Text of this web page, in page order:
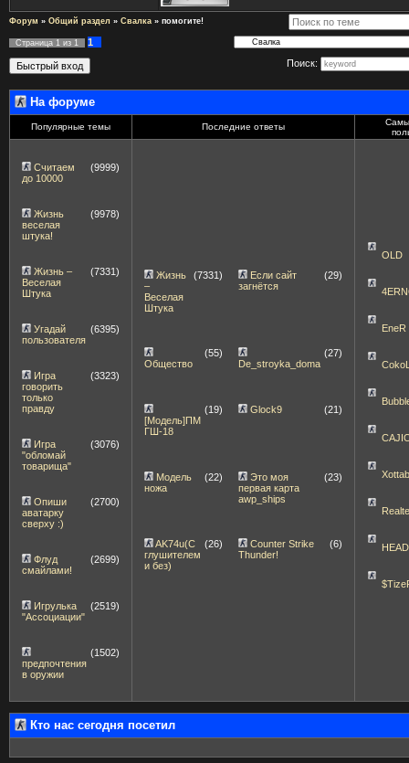
Форум » Общий раздел » Свалка » помогите!
Страница 1 из 1
1
Поиск:
На форуме
Популярные темы Последние ответы
Считаем
до 10000
(9999)
Жизнь
веселая
штука!
(9978)
Жизнь –
Веселая
Штука
(7331)
Угадай
пользователя
(6395)
Игра
говорить
только
правду
(3323)
Игра
"обломай
товарища"
(3076)
Опиши
аватарку
сверху :)
(2700)
Флуд
смайлами!
(2699)
Игрулька
"Ассоциации"
(2519)
предпочтения
в оружии
(1502)
Жизнь
–
Веселая
Штука
(7331)
Если сайт
загнётся
(29)
Общество
(55)
De_stroyka_doma
(27)
[Модель]ПМ
ГШ-18
(19) Glock9 (21)
Модель
ножа
(22)
Это моя
первая карта
awp_ships
(23)
AK74u(С
глушителем
и без)
(26)
Counter Strike
Thunder!
(6)
OLD
EneR
Кто нас сегодня посетил